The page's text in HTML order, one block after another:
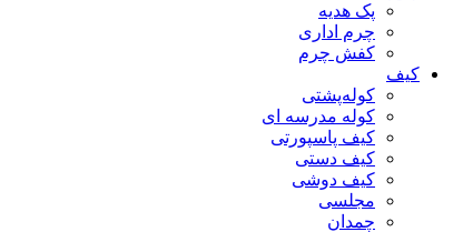
پک هدیه
چرم اداری
کفش چرم
کیف
کوله‌پشتی
کوله مدرسه ای
کیف پاسپورتی
کیف دستی
کیف دوشی
مجلسی
چمدان